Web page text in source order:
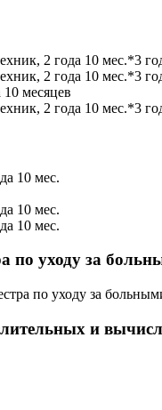
2 года 10 мес.*3
2 года 10 мес.*3
месяцев
2 года 10 мес.*3
10 мес.
10 мес.
10 мес.
по уходу за
по уходу за
и